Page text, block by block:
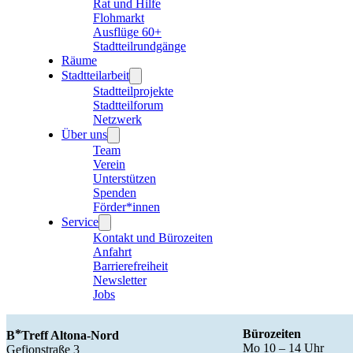
Rat und Hilfe
Flohmarkt
Ausflüge 60+
Stadtteilrundgänge
Räume
Stadtteilarbeit
Stadtteilprojekte
Stadtteilforum
Netzwerk
Über uns
Team
Verein
Unterstützen
Spenden
Förder*innen
Service
Kontakt und Bürozeiten
Anfahrt
Barrierefreiheit
Newsletter
Jobs
B Treff Altona-Nord
Gefionstraße 3
Bürozeiten
Mo 10 – 14 Uhr